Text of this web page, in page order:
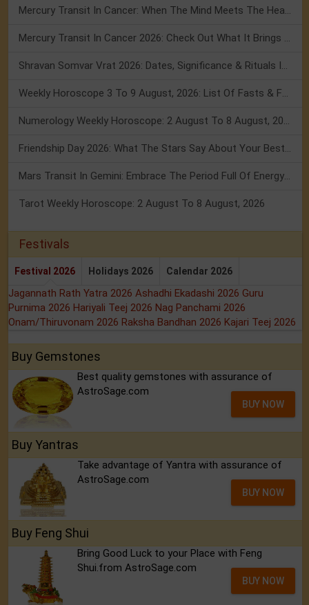
Tarot Weekly Horoscope: 2 August To 8 August, 2026
Festivals
Festival 2026 Holidays 2026 Calendar 2026
Jagannath Rath Yatra 2026 Ashadhi Ekadashi 2026 Guru
Purnima 2026 Hariyali Teej 2026 Nag Panchami 2026
Onam/Thiruvonam 2026 Raksha Bandhan 2026 Kajari Teej 2026
Buy Gemstones
Best quality gemstones with assurance of
AstroSage.com
BUY NOW
Buy Yantras
Take advantage of Yantra with assurance of
AstroSage.com
BUY NOW
Buy Feng Shui
Bring Good Luck to your Place with Feng
Shui.from AstroSage.com
BUY NOW